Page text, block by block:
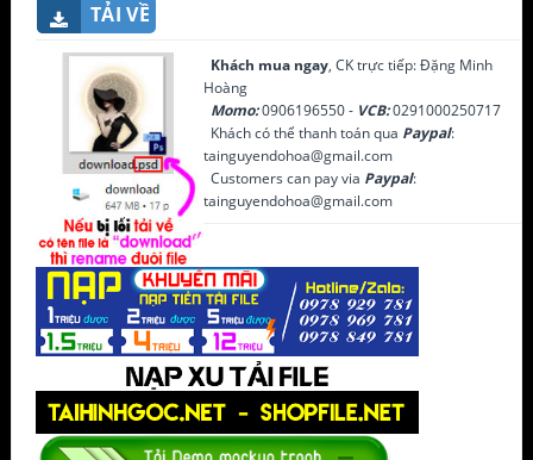
TẢI VỀ
Khách mua ngay, CK trực tiếp: Đặng Minh
Hoàng
Momo:0906196550 - VCB:0291000250717
Khách có thể thanh toán qua Paypal:
tainguyendohoa@gmail.com
Customers can pay via Paypal:
tainguyendohoa@gmail.com